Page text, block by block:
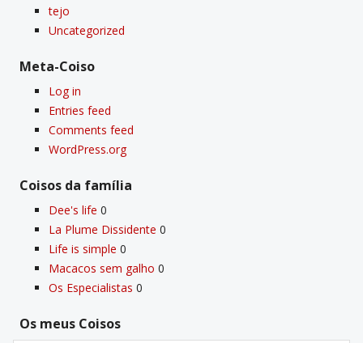
tejo
Uncategorized
Meta-Coiso
Log in
Entries feed
Comments feed
WordPress.org
Coisos da famí­lia
Dee's life 0
La Plume Dissidente 0
Life is simple 0
Macacos sem galho 0
Os Especialistas 0
Os meus Coisos